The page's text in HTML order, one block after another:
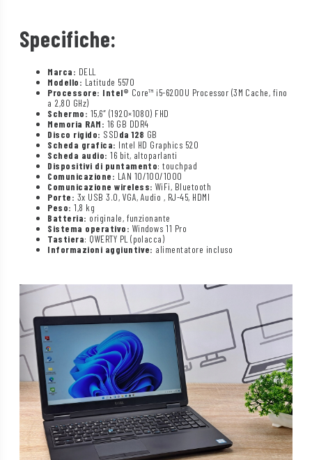
Specifiche:
Marca: DELL
Modello: Latitude 5570
Processore: Intel® Core™ i5-6200U Processor (3M Cache, fino
a 2,80 GHz)
Schermo: 15,6″ (1920×1080) FHD
Memoria RAM: 16 GB DDR4
Disco rigido: SSDda 128 GB
Scheda grafica: Intel HD Graphics 520
Scheda audio: 16 bit, altoparlanti
Dispositivi di puntamento: touchpad
Comunicazione: LAN 10/100/1000
Comunicazione wireless: WiFi, Bluetooth
Porte: 3x USB 3.0, VGA, Audio , RJ-45, HDMI
Peso: 1,8 kg
Batteria: originale, funzionante
Sistema operativo: Windows 11 Pro
Tastiera: QWERTY PL (polacca)
Informazioni aggiuntive: alimentatore incluso